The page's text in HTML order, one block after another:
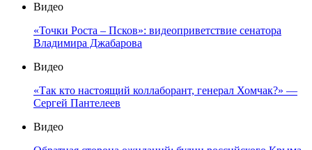
Видео
«Точки Роста – Псков»: видеоприветствие сенатора
Владимира Джабарова
Видео
«Так кто настоящий коллаборант, генерал Хомчак?» —
Сергей Пантелеев
Видео